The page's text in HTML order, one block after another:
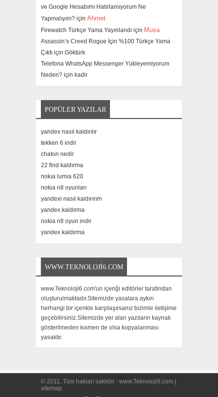
ve Google Hesabımı Hatırlamıyorum Ne
Yapmalıyım? için Ahmet
Firewatch Türkçe Yama Yayınlandı için Musa
Assassin’s Creed Rogue İçin %100 Türkçe Yama
Çıktı için Göktürk
Telefona WhatsApp Messenger Yükleyemiyorum
Neden? için kadir
POPÜLER YAZILAR
yandex nasıl kaldırılır
tekken 6 indir
chaton nedir
22 find kaldırma
nokıa lumıa 620
nokia n8 oyunları
yandexi nasıl kaldırırım
yandex kaldırma
nokia n8 oyun indir
yandex kaldırma
WWW.TEKNOLOJI6.COM
www.Teknoloji6.com'un içeriği editörler tarafından
oluşturulmaktadır.Sitemizde yasalara aykırı
herhangi bir içerikle karşılaşırsanız bizimle iletişime
geçebilirsiniz.Sitemizde yer alan yazıların kaynak
gösterilmeden kısmen de olsa kopyalanması
yasaktır.
© 2011. Tüm hakları saklıdır - www.Teknoloji6.com
sitemap